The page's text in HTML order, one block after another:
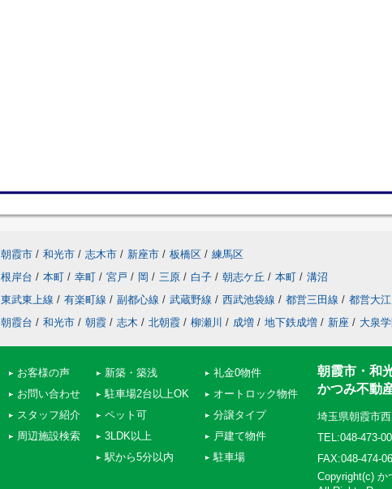
朝霞市 / 和光市 / 志木市 / 新座市 / 板橋区 / 練馬区
根岸台 / 本町 / 幸町 / 宮戸 / 岡 / 三原 / 白子 / 朝志ケ丘 / 本町 / 溝沼
東武東上線 / 有楽町線 / 副都心線 / 武蔵野線 / 西武池袋線 / 都営三田線 / 都営大
朝霞台 / 和光市 / 朝霞 / 志木 / 北朝霞 / 柳瀬川 / 成増 / 地下鉄成増 / 新座 / 大泉
お客様の声
お問い合わせ
スタッフ紹介
周辺施設検索
新築・築浅
駐車場2台以上OK
ペット可
3LDK以上
駅から5分以内
礼金0物件
オートロック物件
分譲タイプ
戸建て物件
駐車場
朝霞市・和
かつみ不動
埼玉県朝霞市
TEL:048-473-
FAX:048-474-
Copyright(c) か